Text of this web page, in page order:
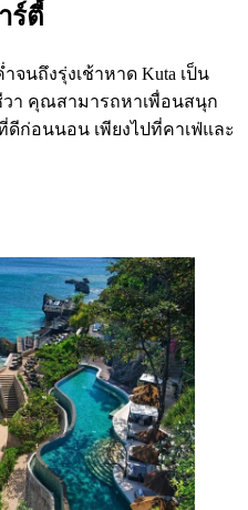
ร์ตี้
นถึงรุ่งเช้าหาด Kuta เป็น
า คุณสามารถหาเพื่อนสนุก
ดีก่อนนอน เพียงไปที่คาเฟ่และ